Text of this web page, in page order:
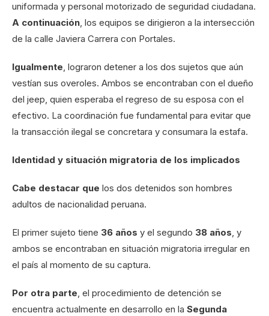
uniformada y personal motorizado de seguridad ciudadana.
A continuación, los equipos se dirigieron a la intersección
de la calle Javiera Carrera con Portales.
Igualmente, lograron detener a los dos sujetos que aún
vestían sus overoles. Ambos se encontraban con el dueño
del jeep, quien esperaba el regreso de su esposa con el
efectivo. La coordinación fue fundamental para evitar que
la transacción ilegal se concretara y consumara la estafa.
Identidad y situación migratoria de los implicados
Cabe destacar que los dos detenidos son hombres
adultos de nacionalidad peruana.
El primer sujeto tiene 36 años y el segundo 38 años, y
ambos se encontraban en situación migratoria irregular en
el país al momento de su captura.
Por otra parte, el procedimiento de detención se
encuentra actualmente en desarrollo en la Segunda